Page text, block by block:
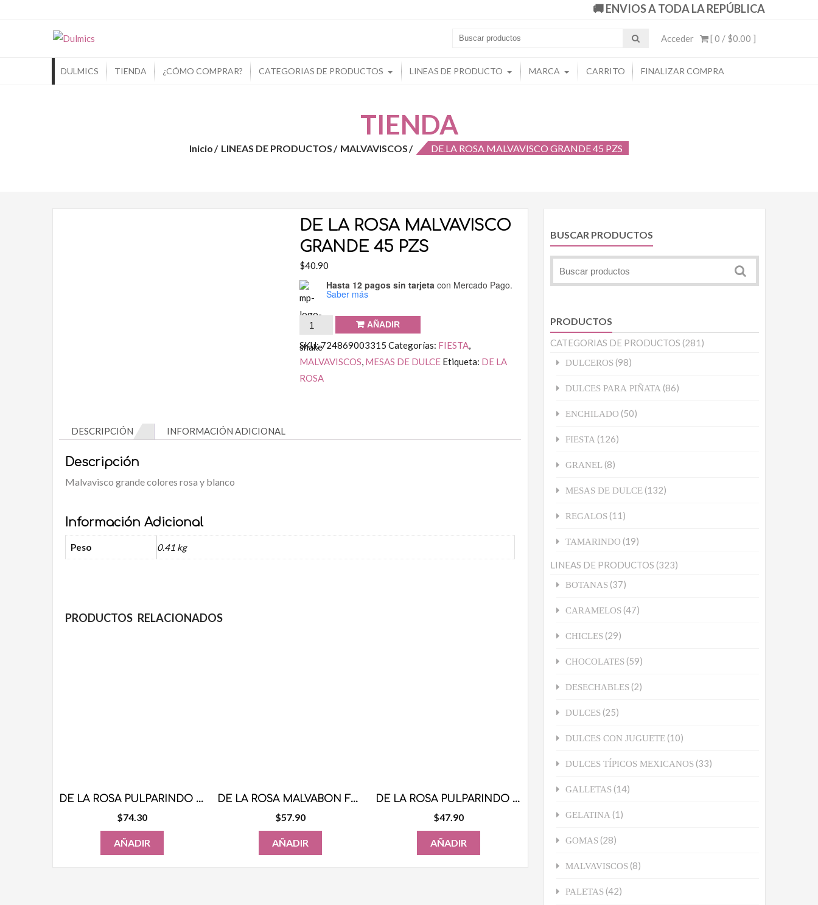
🚚 ENVIOS A TODA LA REPÚBLICA
[ 0 / $0.00 ]
Acceder
DULMICS TIENDA ¿CÓMO COMPRAR? CATEGORIAS DE PRODUCTOS LINEAS DE PRODUCTO MARCA CARRITO FINALIZAR COMPRA
TIENDA
Inicio LINEAS DE PRODUCTOS MALVAVISCOS DE LA ROSA MALVAVISCO GRANDE 45 PZS
DE LA ROSA MALVAVISCO
GRANDE 45 PZS
$40.90
Hasta 12 pagos sin tarjeta con Mercado Pago.
Saber más
AÑADIR
SKU:724869003315 Categorías: FIESTA,
MALVAVISCOS, MESAS DE DULCE Etiqueta: DE LA
ROSA
DESCRIPCIÓN INFORMACIÓN ADICIONAL
Descripción
Malvavisco grande colores rosa y blanco
Información Adicional
Peso 0.41 kg
PRODUCTOS RELACIONADOS
DE LA ROSA PULPARINDO GIGANTE 16 PZS
$74.30
AÑADIR
DE LA ROSA MALVABON FRESA 12 PZS
$57.90
AÑADIR
DE LA ROSA PULPARINDO EXTRA HOT 20 PZS
$47.90
AÑADIR
BUSCAR PRODUCTOS
PRODUCTOS
CATEGORIAS DE PRODUCTOS (281)
DULCEROS (98)
DULCES PARA PIÑATA (86)
ENCHILADO (50)
FIESTA (126)
GRANEL (8)
MESAS DE DULCE (132)
REGALOS (11)
TAMARINDO (19)
LINEAS DE PRODUCTOS (323)
BOTANAS (37)
CARAMELOS (47)
CHICLES (29)
CHOCOLATES (59)
DESECHABLES (2)
DULCES (25)
DULCES CON JUGUETE (10)
DULCES TÍPICOS MEXICANOS (33)
GALLETAS (14)
GELATINA (1)
GOMAS (28)
MALVAVISCOS (8)
PALETAS (42)